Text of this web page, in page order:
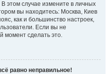
этом случае измените в личных
вы находитесь: Москва, Киев
как и большинство настроек,
Если вы не
момент сделать это.
равно неправильное!